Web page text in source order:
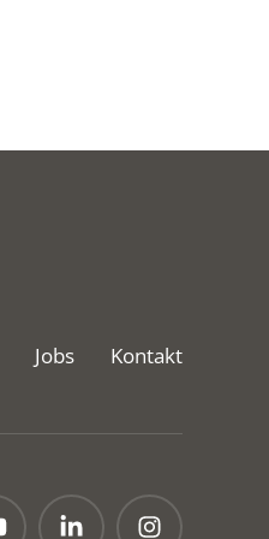
Jobs Kontakt